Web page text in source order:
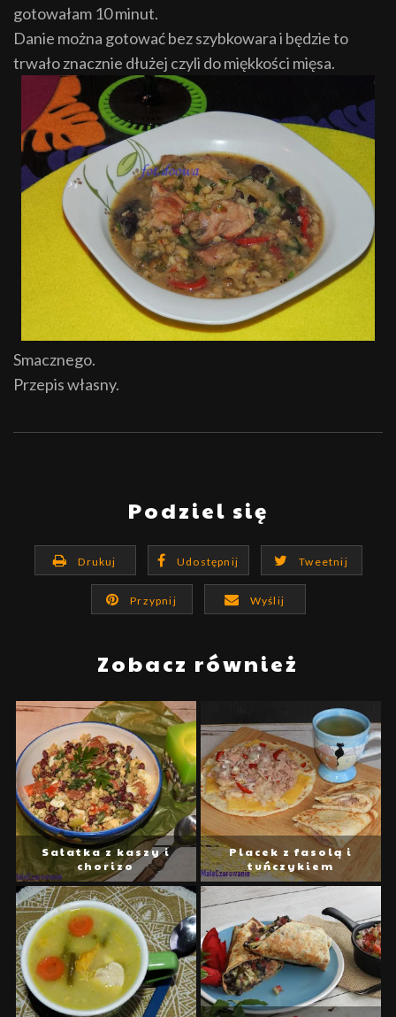
gotowałam 10 minut.
Danie można gotować bez szybkowara i będzie to
trwało znacznie dłużej czyli do miękkości mięsa.
Smacznego.
Przepis własny.
Podziel się
Drukuj Udostępnij Tweetnij
Przypnij Wyślij
Zobacz również
Sałatka z kaszy i
chorizo
Placek z fasolą i
tuńczykiem